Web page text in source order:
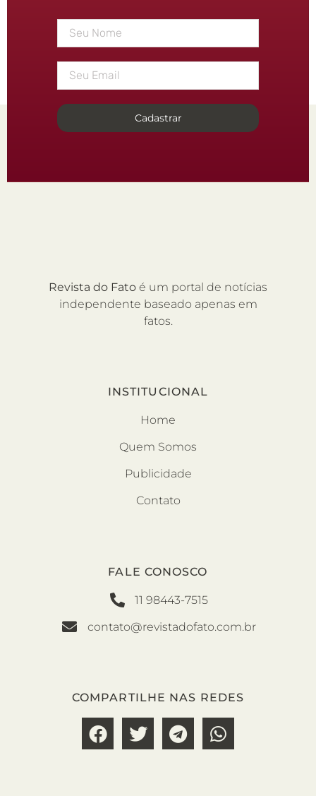
Cadastrar
Revista do Fato é um portal de notícias
independente baseado apenas em
fatos.
INSTITUCIONAL
Home
Quem Somos
Publicidade
Contato
FALE CONOSCO
11 98443-7515
contato@revistadofato.com.br
COMPARTILHE NAS REDES